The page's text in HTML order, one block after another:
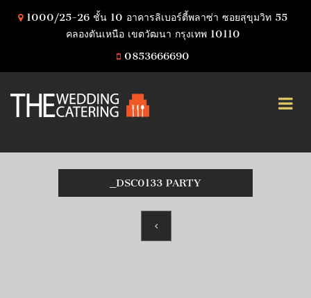
1000/25-26 ชั้น 10 อาคารลิเบอร์ตี้พลาซ่า ซอยสุขุมวิท 55
คลองตันเหนือ เขตวัฒนา กรุงเทพ 10110
0853666690
_DSC0133 PARTY